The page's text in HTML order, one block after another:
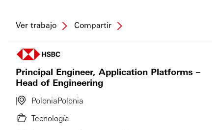
Ver trabajo Compartir
Principal Engineer, Application Platforms –
Head of Engineering
PoloniaPolonia
Tecnología